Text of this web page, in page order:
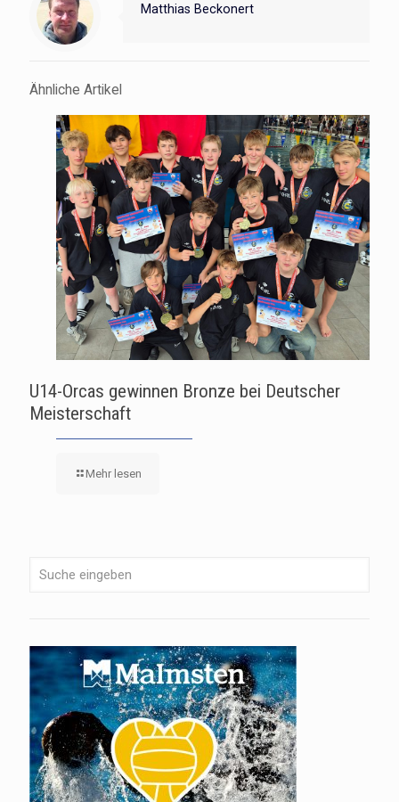
Matthias Beckonert
Ähnliche Artikel
U14-Orcas gewinnen Bronze bei Deutscher
Meisterschaft
Mehr lesen